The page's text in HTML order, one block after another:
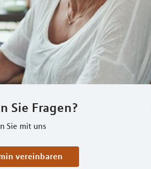
Sie Fragen?
Sie mit uns
vereinbaren